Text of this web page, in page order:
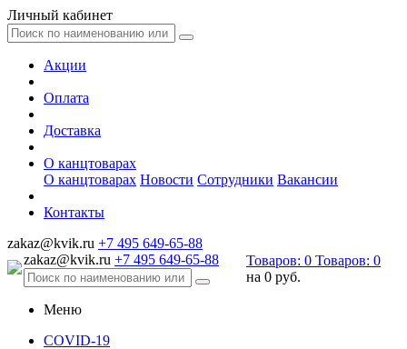
Личный кабинет
Акции
Оплата
Доставка
О канцтоварах
О канцтоварах Новости Сотрудники Вакансии
Контакты
zakaz@kvik.ru +7 495 649-65-88
zakaz@kvik.ru +7 495 649-65-88 Товаров: 0 Товаров: 0
на 0 руб.
Меню
COVID-19